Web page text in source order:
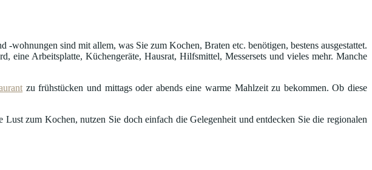
wohnungen sind mit allem, was Sie zum Kochen, Braten etc. benötigen, bestens ausgestattet.
Arbeitsplatte, Küchengeräte, Hausrat, Hilfsmittel, Messersets und vieles mehr. Manche
zu frühstücken und mittags oder abends eine warme Mahlzeit zu bekommen. Ob diese
zum Kochen, nutzen Sie doch einfach die Gelegenheit und entdecken Sie die regionalen